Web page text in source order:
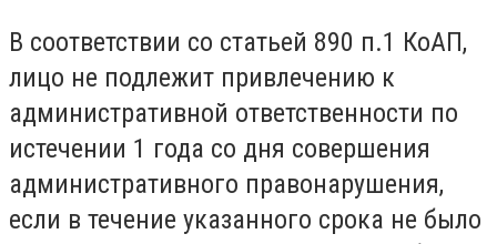
В соответствии со статьей 890 п.1 КоАП,
лицо не подлежит привлечению к
административной ответственности по
истечении 1 года со дня совершения
административного правонарушения,
если в течение указанного срока не было